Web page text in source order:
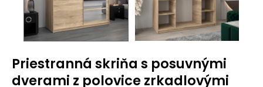
Priestranná skriňa s posuvnými
dverami z polovice zrkadlovými